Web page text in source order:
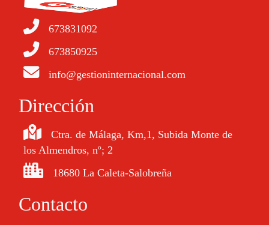
673831092
673850925
info@gestioninternacional.com
Dirección
Ctra. de Málaga, Km,1, Subida Monte de
los Almendros, nº; 2
18680 La Caleta-Salobreña
Contacto